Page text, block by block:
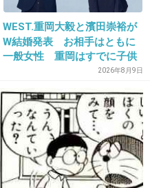
て縫ったってね
んだね
WEST.重岡大毅と濱田崇裕が
W結婚発表 お相手はともに
一般女性 重岡はすでに子供
2026年8月9日